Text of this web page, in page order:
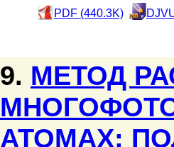
PDF (440.3K)
9. МЕТОД
АТОМАХ: